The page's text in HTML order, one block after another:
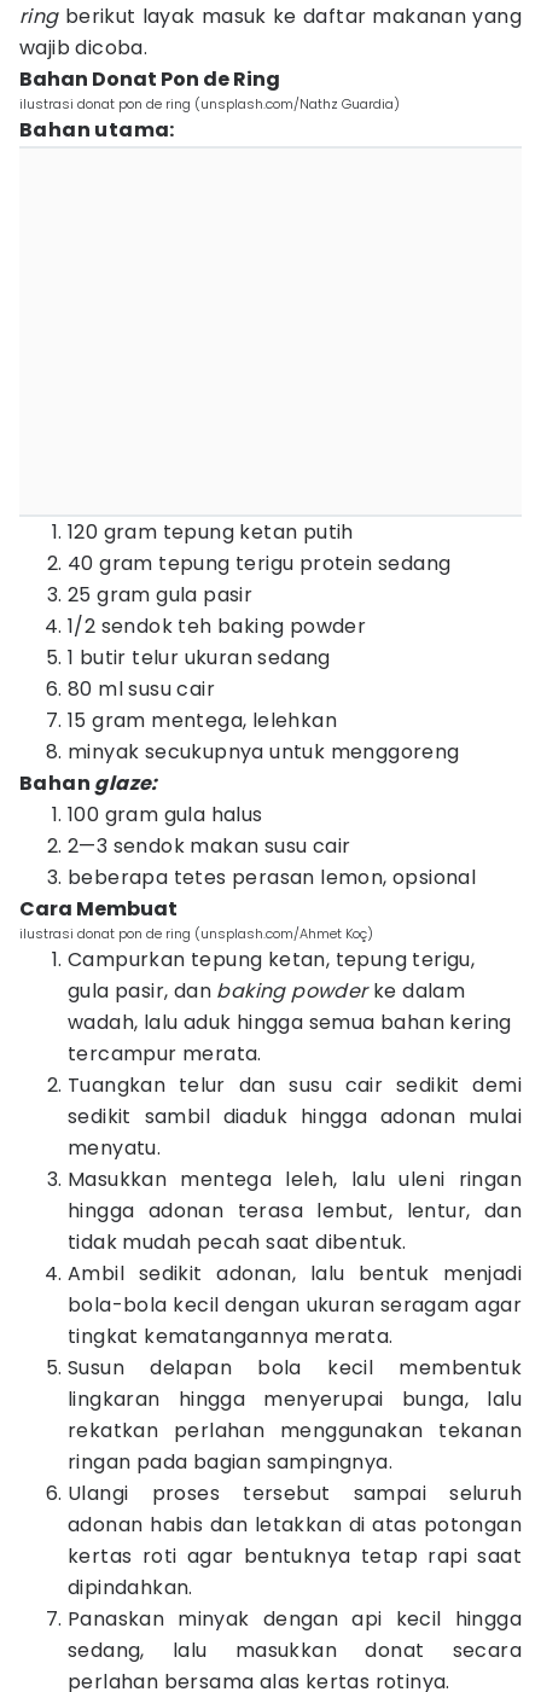
ringberikut layak masuk ke daftar makanan yang
wajib dicoba.
Bahan Donat Pon de Ring
ilustrasi donat pon de ring (unsplash.com/Nathz Guardia)
Bahan utama:
120 gram tepung ketan putih
40 gram tepung terigu protein sedang
25 gram gula pasir
1/2 sendok teh baking powder
1 butir telur ukuran sedang
80 ml susu cair
15 gram mentega, lelehkan
minyak secukupnya untuk menggoreng
Bahan glaze:
100 gram gula halus
2—3 sendok makan susu cair
beberapa tetes perasan lemon, opsional
Cara Membuat
ilustrasi donat pon de ring (unsplash.com/Ahmet Koç)
Campurkan tepung ketan, tepung terigu,
gula pasir, dan baking powderke dalam
wadah, lalu aduk hingga semua bahan kering
tercampur merata.
Tuangkan telur dan susu cair sedikit demi
sedikit sambil diaduk hingga adonan mulai
menyatu.
Masukkan mentega leleh, lalu uleni ringan
hingga adonan terasa lembut, lentur, dan
tidak mudah pecah saat dibentuk.
Ambil sedikit adonan, lalu bentuk menjadi
bola-bola kecil dengan ukuran seragam agar
tingkat kematangannya merata.
Susun delapan bola kecil membentuk
lingkaran hingga menyerupai bunga, lalu
rekatkan perlahan menggunakan tekanan
ringan pada bagian sampingnya.
Ulangi proses tersebut sampai seluruh
adonan habis dan letakkan di atas potongan
kertas roti agar bentuknya tetap rapi saat
dipindahkan.
Panaskan minyak dengan api kecil hingga
sedang, lalu masukkan donat secara
perlahan bersama alas kertas rotinya.